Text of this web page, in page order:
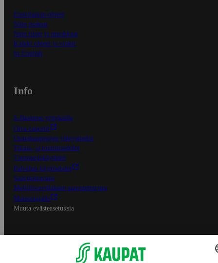
Ensitilaajan ohjeet
Näin maksat
Näin tilaat ja muokkaat
Kaikki ohjeet ja vinkit
In English
Info
S-Business yrityksille
Oiva-raportit
Osuuskauppojen yhteystiedot
Tilaus- ja toimitusehdot
Tietosuojakäytäntö
Palvelun käyttöehdot
Saavutettavuus
Mobiilisovelluksen saavutettavuus
Mainostajalle
Muuta evästeasetuksia
S-ryhmän palvelut